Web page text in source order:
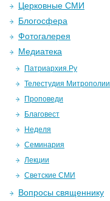
Церковные СМИ
Блогосфера
Фотогалерея
Медиатека
Патриархия.Ру
Телестудия Митрополии
Проповеди
Благовест
Неделя
Семинария
Лекции
Светские СМИ
Вопросы священнику